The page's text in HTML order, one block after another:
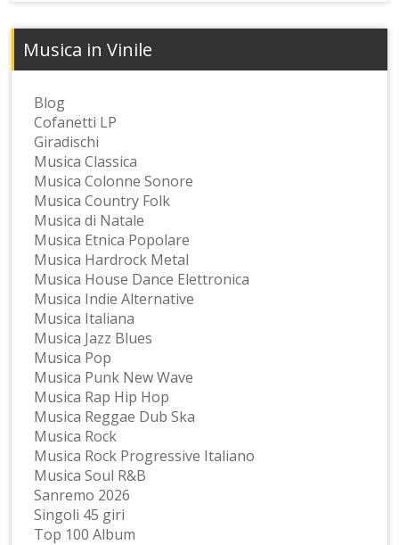
Musica in Vinile
Blog
Cofanetti LP
Giradischi
Musica Classica
Musica Colonne Sonore
Musica Country Folk
Musica di Natale
Musica Etnica Popolare
Musica Hardrock Metal
Musica House Dance Elettronica
Musica Indie Alternative
Musica Italiana
Musica Jazz Blues
Musica Pop
Musica Punk New Wave
Musica Rap Hip Hop
Musica Reggae Dub Ska
Musica Rock
Musica Rock Progressive Italiano
Musica Soul R&B
Sanremo 2026
Singoli 45 giri
Top 100 Album